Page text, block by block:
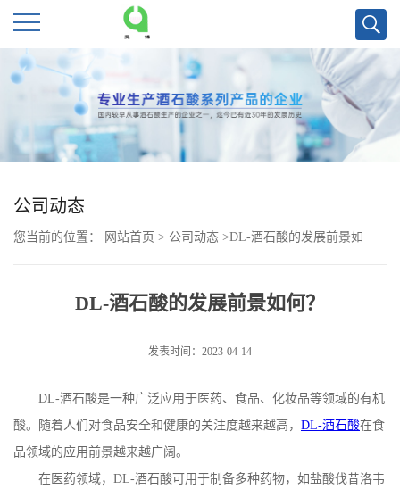
公
首
页
公
公
司
公司动态
您当前的位置： 网站首页 > 公司动态 >DL-酒石酸的发展前景如
DL-酒石酸的发展前景如何？
发表时间：2023-04-14
DL-酒石酸是一种广泛应用于医药、食品、化妆品等领域的有机
酸。随着人们对食品安全和健康的关注度越来越高， DL-酒石酸在食
品领域的应用前景越来越广阔。
在医药领域， DL-酒石酸可用于制备多种药物，如盐酸伐昔洛韦